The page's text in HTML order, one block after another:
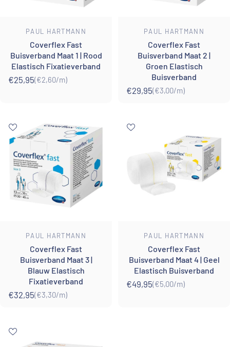
Leverancier:
PAUL HARTMANN
Coverflex Fast
Buisverband Maat 1 | Rood
Elastisch Fixatieverband
€25,95
Eenheidsprijs
(€2,60/
per m)
Leverancier:
PAUL HARTMANN
Coverflex Fast
Buisverband Maat 2 |
Groen Elastisch
Buisverband
€29,95
Eenheidsprijs
(€3,00/
per m)
Leverancier:
PAUL HARTMANN
Coverflex Fast
Buisverband Maat 3 |
Blauw Elastisch
Fixatieverband
€32,95
Eenheidsprijs
(€3,30/
per m)
Leverancier:
PAUL HARTMANN
Coverflex Fast
Buisverband Maat 4 | Geel
Elastisch Buisverband
€49,95
Eenheidsprijs
(€5,00/
per m)